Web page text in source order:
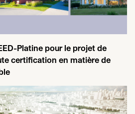
Platine pour le projet de
certification en matière de